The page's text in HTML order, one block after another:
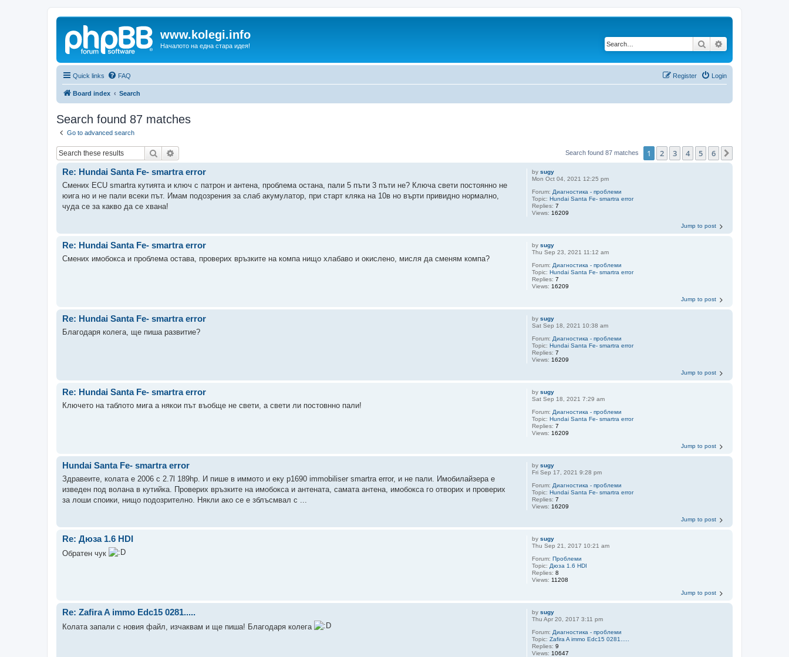
www.kolegi.info
Началото на една стара идея! Search
Quick links FAQ Login
Register
Board index Search
Search found 87 matches
Go to advanced search
Search Search found 87 matches 1 2 3 4 5 6
bysugy
Mon Oct 04, 2021 12:25 pm
Forum: Диагностика - проблеми
Topic:Hundai Santa Fe- smartra error
Replies:7
Views: 16209
Re: Hundai Santa Fe- smartra error
Смених ECU smartra кутията и ключ с патрон и антена, проблема остана, пали 5 пъти 3 пъти не? Ключа свети постоянно не
юига но и не пали всеки път. Имам подозрения за слаб акумулатор, при старт кляка на 10в но върти привидно нормално,
чуда се за какво да се хвана!
Jump to post
bysugy
Thu Sep 23, 2021 11:12 am
Forum: Диагностика - проблеми
Topic:Hundai Santa Fe- smartra error
Replies:7
Views: 16209
Re: Hundai Santa Fe- smartra error
Смених имобокса и проблема остава, проверих връзките на компа нищо хлабаво и окислено, мисля да сменям компа?
Jump to post
bysugy
Sat Sep 18, 2021 10:38 am
Forum: Диагностика - проблеми
Topic:Hundai Santa Fe- smartra error
Replies:7
Views: 16209
Re: Hundai Santa Fe- smartra error
Благодаря колега, ще пиша развитие?
Jump to post
bysugy
Sat Sep 18, 2021 7:29 am
Forum: Диагностика - проблеми
Topic:Hundai Santa Fe- smartra error
Replies:7
Views: 16209
Re: Hundai Santa Fe- smartra error
Ключето на таблото мига а някои път въобще не свети, а свети ли постовнно пали!
Jump to post
bysugy
Fri Sep 17, 2021 9:28 pm
Forum: Диагностика - проблеми
Topic:Hundai Santa Fe- smartra error
Replies:7
Views: 16209
Hundai Santa Fe- smartra error
Здравеите, колата е 2006 с 2.7l 189hp. И пише в иммото и еку p1690 immobiliser smartra error, и не пали. Имобилайзера е
изведен под волана в кутийка. Проверих връзките на имобокса и антената, самата антена, имобокса го отворих и проверих
за лоши споики, нищо подозрително. Някли ако се е зблъсмвал с ...
Jump to post
bysugy
Thu Sep 21, 2017 10:21 am
Forum:Проблеми
Topic: Дюза 1.6 HDI
Replies:8
Views: 11208
Re: Дюза 1.6 HDI
Обратен чук
Jump to post
bysugy
Thu Apr 20, 2017 3:11 pm
Forum: Диагностика - проблеми
Topic:Zafira A immo Edc15 0281.....
Replies:9
Views: 10647
Re: Zafira A immo Edc15 0281.....
Колата запали с новия файл, изчаквам и ще пиша! Благодаря колега